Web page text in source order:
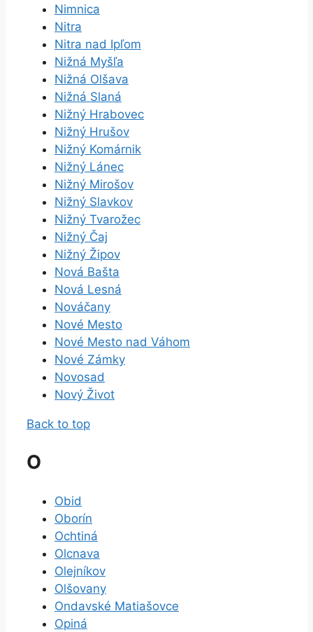
Nimnica
Nitra
Nitra nad Ipľom
Nižná Myšľa
Nižná Olšava
Nižná Slaná
Nižný Hrabovec
Nižný Hrušov
Nižný Komárnik
Nižný Lánec
Nižný Mirošov
Nižný Slavkov
Nižný Tvarožec
Nižný Čaj
Nižný Žipov
Nová Bašta
Nová Lesná
Nováčany
Nové Mesto
Nové Mesto nad Váhom
Nové Zámky
Novosad
Nový Život
Back to top
O
Obid
Oborín
Ochtiná
Olcnava
Olejníkov
Olšovany
Ondavské Matiašovce
Opiná